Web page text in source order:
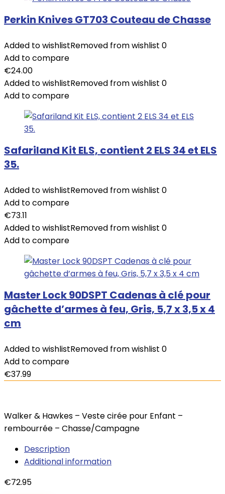
Perkin Knives GT703 Couteau de Chasse
Added to wishlistRemoved from wishlist 0
Add to compare
€24.00
Added to wishlistRemoved from wishlist 0
Add to compare
Safariland Kit ELS, contient 2 ELS 34 et ELS
35.
Added to wishlistRemoved from wishlist 0
Add to compare
€73.11
Added to wishlistRemoved from wishlist 0
Add to compare
Master Lock 90DSPT Cadenas à clé pour
gâchette d’armes à feu, Gris, 5,7 x 3,5 x 4
cm
Added to wishlistRemoved from wishlist 0
Add to compare
€37.99
Walker & Hawkes – Veste cirée pour Enfant –
rembourrée – Chasse/Campagne
Description
Additional information
€72.95